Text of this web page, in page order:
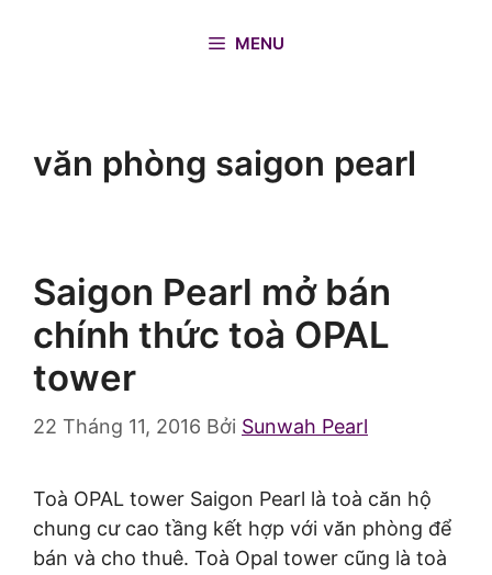
MENU
văn phòng saigon pearl
Saigon Pearl mở bán
chính thức toà OPAL
tower
22 Tháng 11, 2016 Bởi Sunwah Pearl
Toà OPAL tower Saigon Pearl là toà căn hộ
chung cư cao tầng kết hợp với văn phòng để
bán và cho thuê. Toà Opal tower cũng là toà